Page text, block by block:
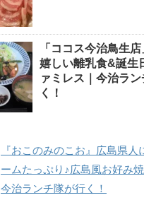
「ココス今治鳥生
嬉しい離乳食&誕生
ァミレス｜今治ラ
く！
『おこのみのこお』広島県人
ームたっぷり♪広島風お好み
今治ランチ隊が行く！